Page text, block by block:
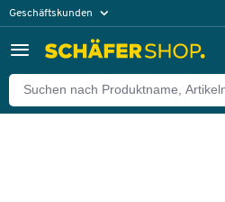
Geschäftskunden
Zurück